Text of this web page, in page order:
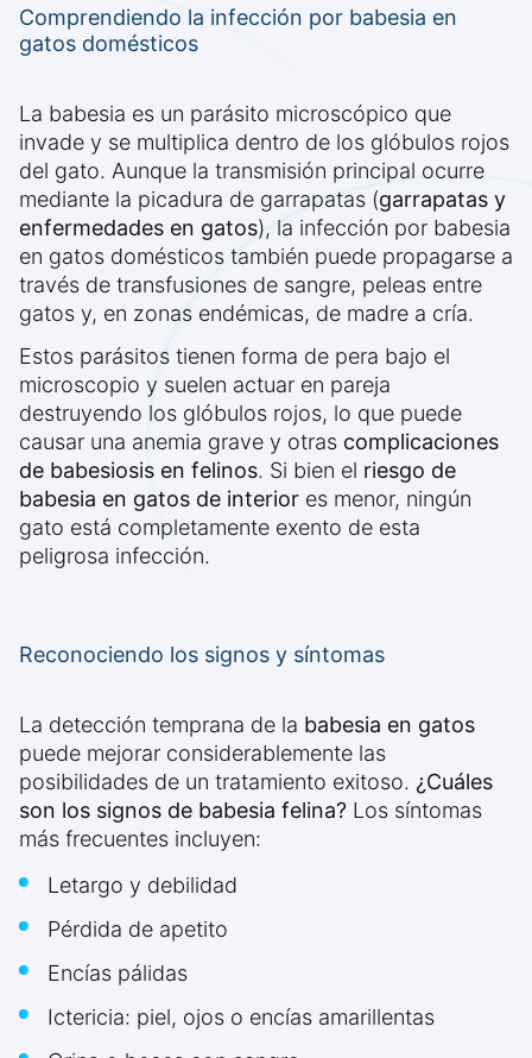
Comprendiendo la infección por babesia en
gatos domésticos
La babesia es un parásito microscópico que
invade y se multiplica dentro de los glóbulos rojos
del gato. Aunque la transmisión principal ocurre
mediante la picadura de garrapatas (garrapatas y
enfermedades en gatos), la infección por babesia
en gatos domésticos también puede propagarse a
través de transfusiones de sangre, peleas entre
gatos y, en zonas endémicas, de madre a cría.
Estos parásitos tienen forma de pera bajo el
microscopio y suelen actuar en pareja
destruyendo los glóbulos rojos, lo que puede
causar una anemia grave y otras complicaciones
de babesiosis en felinos. Si bien el riesgo de
babesia en gatos de interior es menor, ningún
gato está completamente exento de esta
peligrosa infección.
Reconociendo los signos y síntomas
La detección temprana de la babesia en gatos
puede mejorar considerablemente las
posibilidades de un tratamiento exitoso. ¿Cuáles
son los signos de babesia felina? Los síntomas
más frecuentes incluyen:
Letargo y debilidad
Pérdida de apetito
Encías pálidas
Ictericia: piel, ojos o encías amarillentas